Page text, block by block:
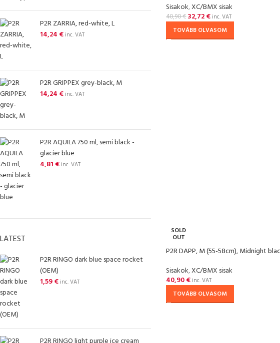
P2R ZARRIA, red-white, L
14,24 € inc. VAT
P2R GRIPPEX grey-black, M
14,24 € inc. VAT
P2R AQUILA 750 ml, semi black -
glacier blue
4,81 € inc. VAT
LATEST
P2R RINGO dark blue space rocket
(OEM)
1,59€ inc. VAT
Sisakok,XC/BMX sisak
40,90€32,72€ inc. VAT
TOVÁBB OLVASOM
SOLD
OUT
P2R DAPP, M (55-58cm), Midnight
Sisakok,XC/BMX sisak
40,90€ inc. VAT
TOVÁBB OLVASOM